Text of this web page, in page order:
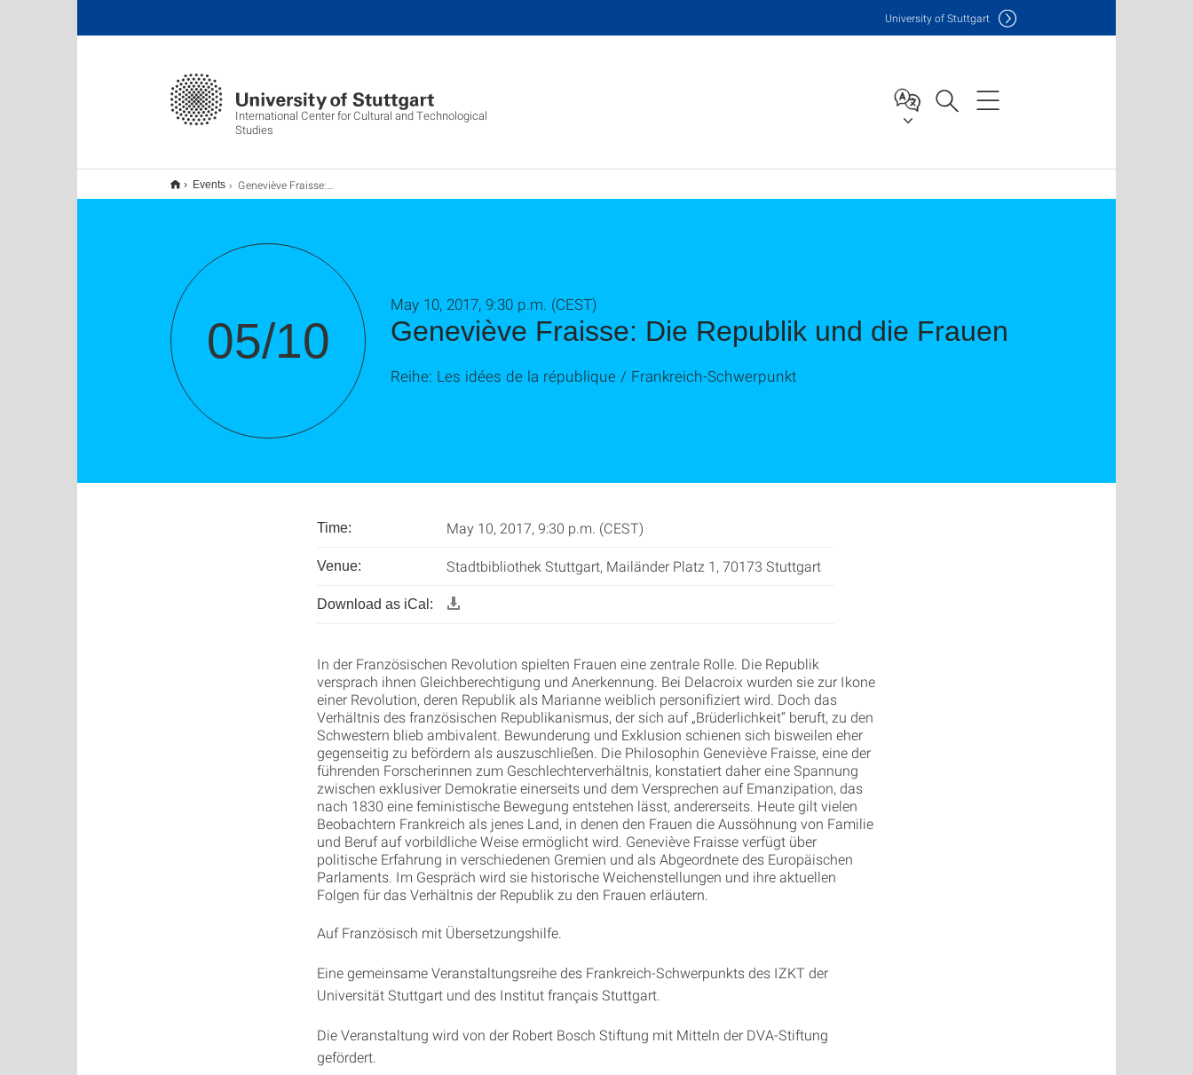
International Center for Cultural and Technological
Studies
University of Stuttgart
Events Geneviève Fraisse: Die Republik und die Frauen
05/10 Geneviève Fraisse: Die Republik und die Frauen
May 10, 2017, 9:30 p.m. (CEST)
Reihe: Les idées de la république / Frankreich-Schwerpunkt
Time: May 10, 2017, 9:30 p.m. (CEST)
Venue: Stadtbibliothek Stuttgart, Mailänder Platz 1, 70173 Stuttgart
Download as iCal:
In der Französischen Revolution spielten Frauen eine zentrale Rolle. Die Republik
versprach ihnen Gleichberechtigung und Anerkennung. Bei Delacroix wurden sie zur Ikone
einer Revolution, deren Republik als Marianne weiblich personifiziert wird. Doch das
Verhältnis des französischen Republikanismus, der sich auf „Brüderlichkeit“ beruft, zu den
Schwestern blieb ambivalent. Bewunderung und Exklusion schienen sich bisweilen eher
gegenseitig zu befördern als auszuschließen. Die Philosophin Geneviève Fraisse, eine der
führenden Forscherinnen zum Geschlechterverhältnis, konstatiert daher eine Spannung
zwischen exklusiver Demokratie einerseits und dem Versprechen auf Emanzipation, das
nach 1830 eine feministische Bewegung entstehen lässt, andererseits. Heute gilt vielen
Beobachtern Frankreich als jenes Land, in denen den Frauen die Aussöhnung von Familie
und Beruf auf vorbildliche Weise ermöglicht wird. Geneviève Fraisse verfügt über
politische Erfahrung in verschiedenen Gremien und als Abgeordnete des Europäischen
Parlaments. Im Gespräch wird sie historische Weichenstellungen und ihre aktuellen
Folgen für das Verhältnis der Republik zu den Frauen erläutern.
Auf Französisch mit Übersetzungshilfe.
Eine gemeinsame Veranstaltungsreihe des Frankreich-Schwerpunkts des IZKT der
Universität Stuttgart und des Institut français Stuttgart.
Die Veranstaltung wird von der Robert Bosch Stiftung mit Mitteln der DVA-Stiftung
gefördert.